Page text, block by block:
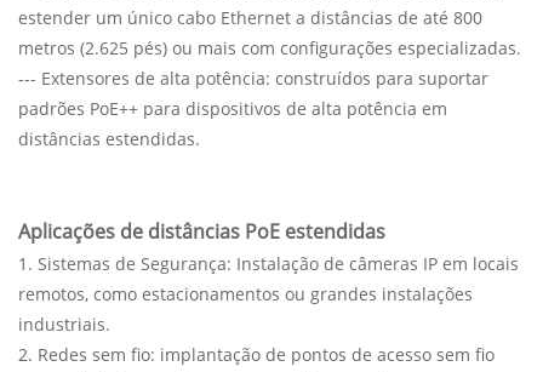
estender um único cabo Ethernet a distâncias de até 800
metros (2.625 pés) ou mais com configurações especializadas.
--- Extensores de alta potência: construídos para suportar
padrões PoE++ para dispositivos de alta potência em
distâncias estendidas.
Aplicações de distâncias PoE estendidas
1. Sistemas de Segurança: Instalação de câmeras IP em locais
remotos, como estacionamentos ou grandes instalações
industriais.
2. Redes sem fio: implantação de pontos de acesso sem fio